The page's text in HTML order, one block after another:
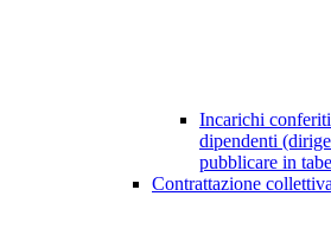
Incarichi
dipendenti
pubblicare in
Contrattazione collettiva